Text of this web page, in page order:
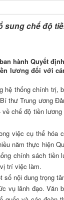
sung chế độ
hành Quyết
lương đối với
hệ thống chính
thư Trung ương
chế độ tiền
việc cụ thể hóa
năm thực hiện
chính sách
trí việc làm.
số nội dung trọng
vụ lãnh đạo.